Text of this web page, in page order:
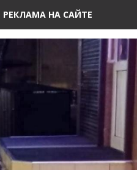
РЕКЛАМА НА САЙТЕ